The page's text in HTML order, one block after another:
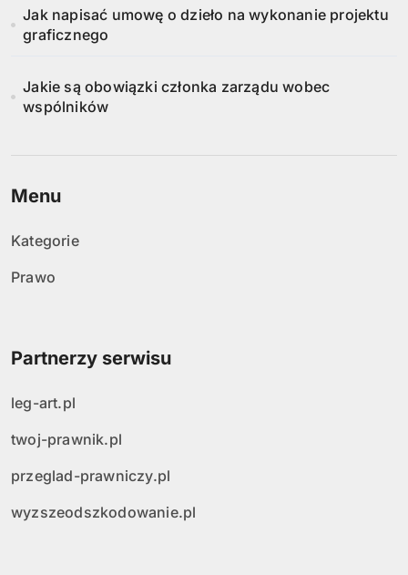
Jak napisać umowę o dzieło na wykonanie projektu
graficznego
Jakie są obowiązki członka zarządu wobec
wspólników
Menu
Kategorie
Prawo
Partnerzy serwisu
leg-art.pl
twoj-prawnik.pl
przeglad-prawniczy.pl
wyzszeodszkodowanie.pl